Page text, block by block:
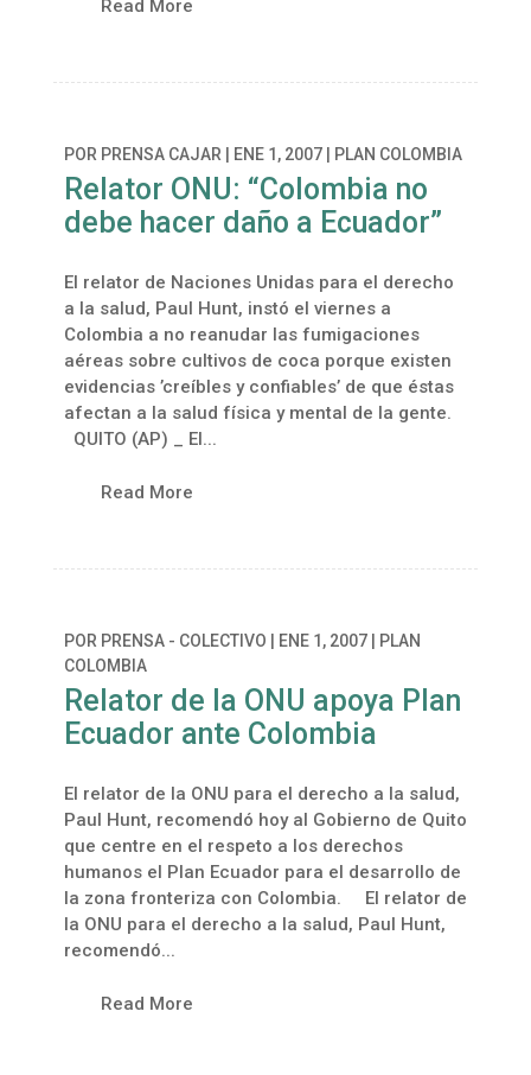
Read More
POR PRENSA CAJAR| ENE 1, 2007| PLAN COLOMBIA
Relator ONU: “Colombia no
debe hacer daño a Ecuador”
El relator de Naciones Unidas para el derecho
a la salud, Paul Hunt, instó el viernes a
Colombia a no reanudar las fumigaciones
aéreas sobre cultivos de coca porque existen
evidencias ’creíbles y confiables’ de que éstas
afectan a la salud física y mental de la gente.
QUITO (AP) _ El...
Read More
POR PRENSA - COLECTIVO ENE 1, 2007|
PLAN
COLOMBIA
Relator de la ONU apoya Plan
Ecuador ante Colombia
El relator de la ONU para el derecho a la salud,
Paul Hunt, recomendó hoy al Gobierno de Quito
que centre en el respeto a los derechos
humanos el Plan Ecuador para el desarrollo de
la zona fronteriza con Colombia. El relator de
la ONU para el derecho a la salud, Paul Hunt,
recomendó...
Read More